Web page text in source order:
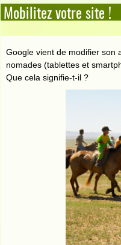
Mobilitez votre site !
Google vient de modifier son
nomades (tablettes et
Que cela signifie-t-il ?